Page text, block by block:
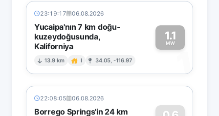
23:19:17 06.08.2026
Yucaipa'nın 7 km doğu-
kuzeydoğusunda,
Kaliforniya
13.9 km I 34.05, -116.97
1.1
MW
1
22:08:05 06.08.2026
Borrego Springs'in 24 km